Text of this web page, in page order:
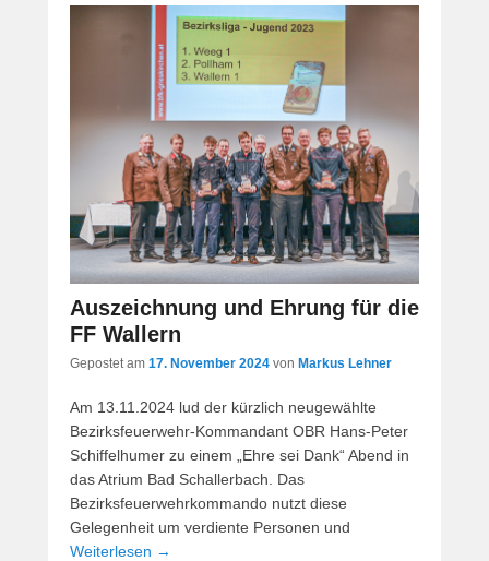
Auszeichnung und Ehrung für die
FF Wallern
Gepostet am 17. November 2024 von Markus Lehner
Am 13.11.2024 lud der kürzlich neugewählte
Bezirksfeuerwehr-Kommandant OBR Hans-Peter
Schiffelhumer zu einem „Ehre sei Dank“ Abend in
das Atrium Bad Schallerbach. Das
Bezirksfeuerwehrkommando nutzt diese
Gelegenheit um verdiente Personen und
Weiterlesen →